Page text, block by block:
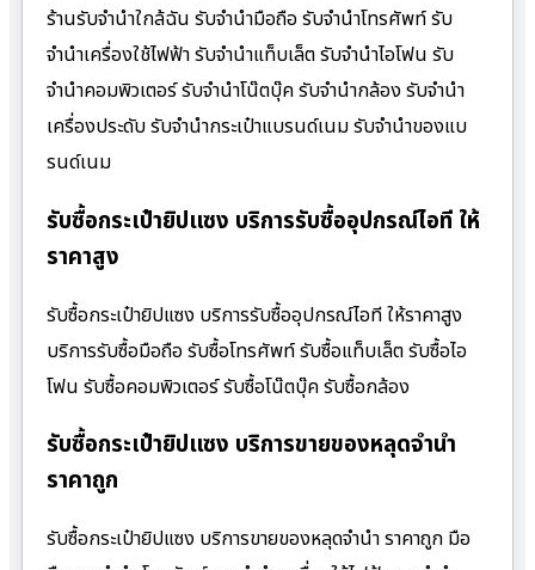
ร้านรับจํานําใกล้ฉัน รับจำนำมือถือ รับจำนำโทรศัพท์ รับ
จำนำเครื่องใช้ไฟฟ้า รับจำนำแท็บเล็ต รับจำนำไอโฟน รับ
จำนำคอมพิวเตอร์ รับจำนำโน๊ตบุ๊ค รับจำนำกล้อง รับจำนำ
เครื่องประดับ รับจำนำกระเป๋าแบรนด์เนม รับจำนำของแบ
รนด์เนม
รับซื้อกระเป๋ายิปแซง บริการรับซื้ออุปกรณ์ไอที ให้
ราคาสูง
รับซื้อกระเป๋ายิปแซง บริการรับซื้ออุปกรณ์ไอที ให้ราคาสูง
บริการรับซื้อมือถือ รับซื้อโทรศัพท์ รับซื้อแท็บเล็ต รับซื้อไอ
โฟน รับซื้อคอมพิวเตอร์ รับซื้อโน๊ตบุ๊ค รับซื้อกล้อง
รับซื้อกระเป๋ายิปแซง บริการขายของหลุดจำนำ
ราคาถูก
รับซื้อกระเป๋ายิปแซง บริการขายของหลุดจำนำ ราคาถูก มือ